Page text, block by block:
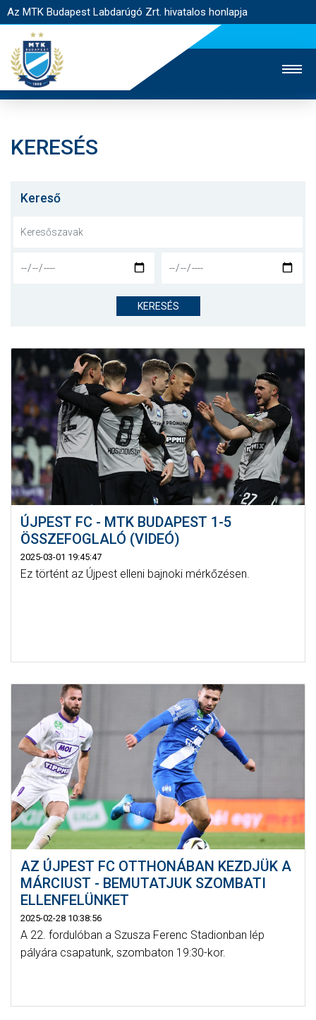
Az MTK Budapest Labdarúgó Zrt. hivatalos honlapja
JEGYÉRTÉKESÍTÉS
NYITÓLAP
CSAPATOK
KLUB
GALÉRIA
SZURKOLÓI ÉLMÉNYEK
AKKREDITÁCIÓ
KERESÉS
Kereső
KERESÉS
ÚJPEST FC - MTK BUDAPEST 1-5
ÖSSZEFOGLALÓ (VIDEÓ)
2025-03-01 19:45:47
Ez történt az Újpest elleni bajnoki mérkőzésen.
AZ ÚJPEST FC OTTHONÁBAN KEZDJÜK A
MÁRCIUST - BEMUTATJUK SZOMBATI
ELLENFELÜNKET
2025-02-28 10:38:56
A 22. fordulóban a Szusza Ferenc Stadionban lép
pályára csapatunk, szombaton 19:30-kor.